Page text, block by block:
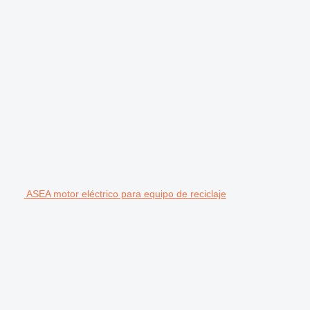
ASEA motor eléctrico para equipo de reciclaje